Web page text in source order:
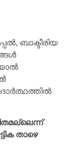
ബാക്ടീരിയ
താഴെ